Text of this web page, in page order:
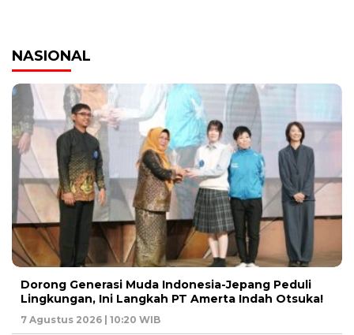
NASIONAL
Dorong Generasi Muda Indonesia-Jepang Peduli
Lingkungan, Ini Langkah PT Amerta Indah Otsuka!
7 Agustus 2026 | 10:20 WIB